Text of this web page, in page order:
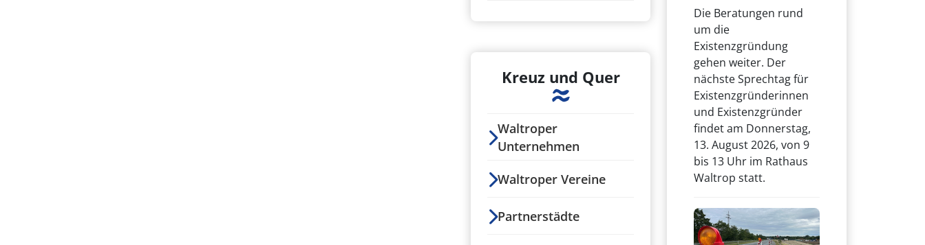
Kreuz und Quer
Waltroper
Unternehmen
Waltroper Vereine
Partnerstädte
Die Beratungen rund
um die
Existenzgründung
gehen weiter. Der
nächste Sprechtag für
Existenzgründerinnen
und Existenzgründer
findet am Donnerstag,
13. August 2026, von 9
bis 13 Uhr im Rathaus
Waltrop statt.